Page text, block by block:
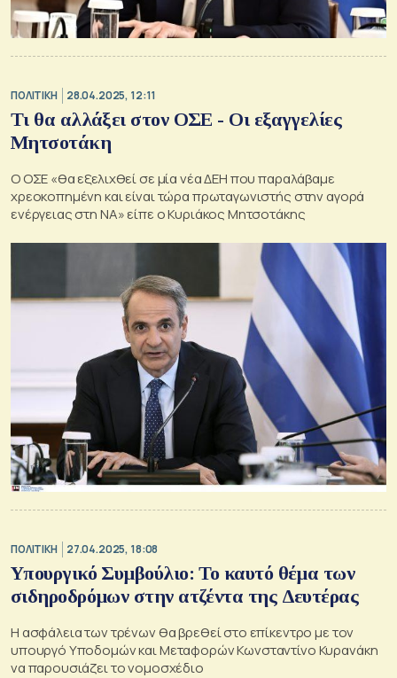
ΠΟΛΙΤΙΚΗ 28.04.2025, 12:11
Τι θα αλλάξει στον ΟΣΕ - Οι εξαγγελίες
Μητσοτάκη
Ο ΟΣΕ «θα εξελιχθεί σε μία νέα ΔΕΗ που παραλάβαμε
χρεοκοπημένη και είναι τώρα πρωταγωνιστής στην αγορά
ενέργειας στη ΝΑ» είπε ο Κυριάκος Μητσοτάκης
ΠΟΛΙΤΙΚΗ 27.04.2025, 18:08
Υπουργικό Συμβούλιο: Το καυτό θέμα των
σιδηροδρόμων στην ατζέντα της Δευτέρας
Η ασφάλεια των τρένων θα βρεθεί στο επίκεντρο με τον
υπουργό Υποδομών και Μεταφορών Κωνσταντίνο Κυρανάκη
να παρουσιάζει το νομοσχέδιο